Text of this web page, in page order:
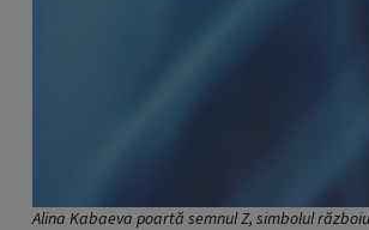
Alina Kabaeva poartă semnul Z, simbolul